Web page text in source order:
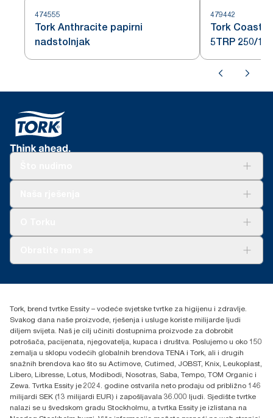
474555
Tork Anthracite papirni
nadstolnjak
479442
Tork
5TRP 250/12
+385 913 900 004
H-1021 Budapest
Budakeszi út 51.
Tork, brend tvrtke Essity – vodeće svjetske tvrtke za higijenu i zdravlje.
Svakog dana naše proizvode, rješenja i usluge koriste milijarde ljudi
diljem svijeta. Naš je cilj učiniti dostupnima proizvode za dobrobit
potrošača, pacijenata, njegovatelja, kupaca i društva. Poslujemo u oko 150
zemalja u sklopu vodećih globalnih brendova TENA i Tork, ali i drugih
snažnih brendova kao što su Actimove, Cutimed, JOBST, Knix, Leukoplast,
Libero, Libresse, Lotus, Modibodi, Nosotras, Saba, Tempo, TOM Organic i
Zewa. Tvrtka Essity je 2024. godine ostvarila neto prodaju od približno 146
milijardi SEK (13 milijardi EUR) i zapošljavala 36.000 ljudi. Sjedište tvrtke
nalazi se u švedskom gradu Stockholmu, a tvrtka Essity je izlistana na